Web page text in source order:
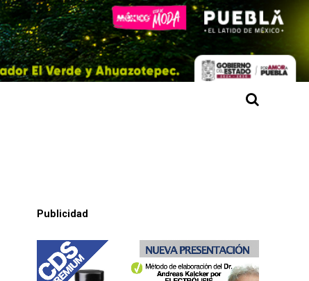
Publicidad